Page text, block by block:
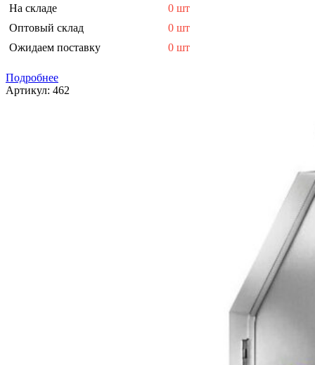
На складе
0 шт
Оптовый склад
0 шт
Ожидаем поставку
0 шт
Подробнее
Артикул: 462